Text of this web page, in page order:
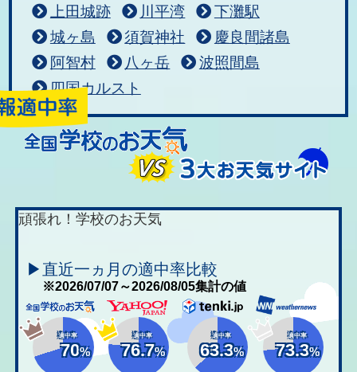
上田城跡
川平湾
下灘駅
城ヶ島
須賀神社
慶良間諸島
阿智村
八ヶ岳
波照間島
四国カルスト
頑張れ！学校のお天気
▶直近一ヵ月の適中率比較
※2026/07/07～2026/08/05集計の値
適中率
70%
適中率
76.7%
適中率
63.3%
適中率
73.3%